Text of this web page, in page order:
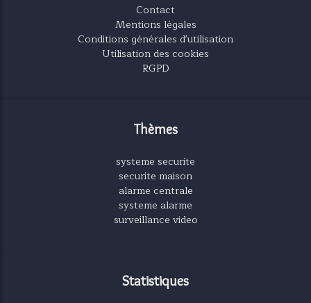
Contact
Mentions légales
Conditions générales d'utilisation
Utilisation des cookies
RGPD
Thèmes
systeme securite
securite maison
alarme centrale
systeme alarme
surveillance video
Statistiques